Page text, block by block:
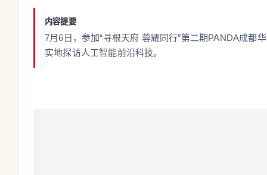
内容提要
7月6日，参加“寻根天府 蓉耀同行”第二期PANDA成都
实地探访人工智能前沿科技。